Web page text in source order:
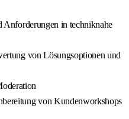
Anforderungen in techniknahe
von Lösungsoptionen und
von Kundenworkshops